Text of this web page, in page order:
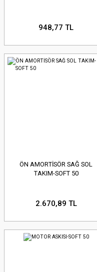
948,77 TL
ÖN AMORTİSÖR SAĞ SOL
TAKIM-SOFT 50
2.670,89 TL